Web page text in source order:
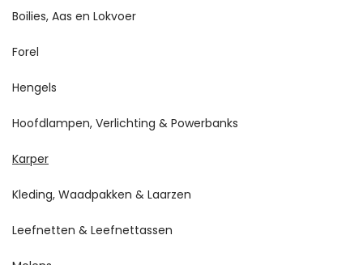
Boilies, Aas en Lokvoer
Forel
Hengels
Hoofdlampen, Verlichting & Powerbanks
Karper
Kleding, Waadpakken & Laarzen
Leefnetten & Leefnettassen